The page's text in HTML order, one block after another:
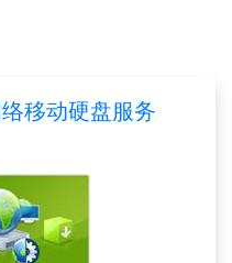
移动硬盘服务